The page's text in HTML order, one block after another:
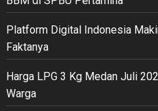
Platform Digital Indonesia
Faktanya
Harga LPG 3 Kg Medan Juli
Warga